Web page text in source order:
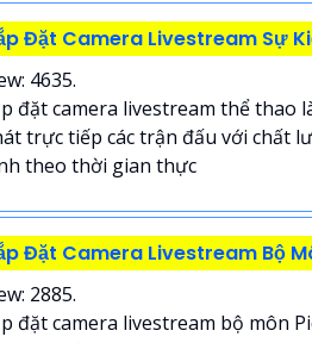
Đặt Camera Livestream Sự
4635.
đặt camera livestream thể thao
trực tiếp các trận đấu với chất
theo thời gian thực
Đặt Camera Livestream Bộ
2885.
đặt camera livestream bộ môn